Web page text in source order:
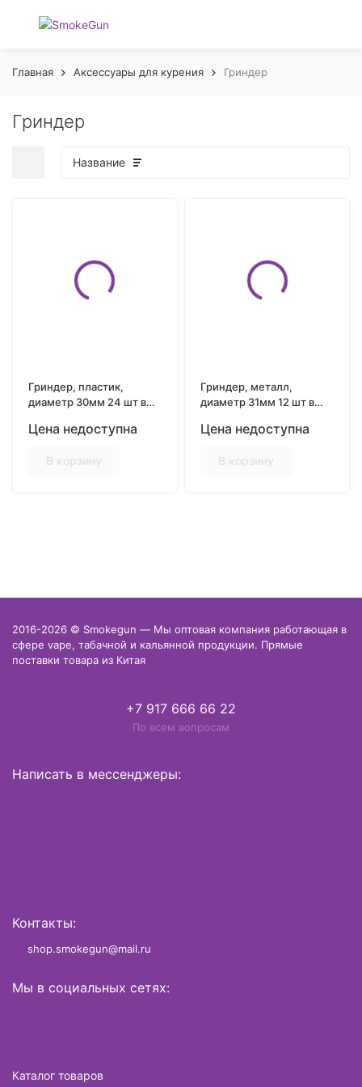
Главная Аксессуары для курения Гриндер
Гриндер
Название
Гриндер, пластик,
диаметр 30мм 24 шт в
Цена недоступна
В корзину
Гриндер, металл,
диаметр 31мм 12 шт в
Цена недоступна
В корзину
2016-2026 © Smokegun — Мы оптовая компания работающая в
сфере vape, табачной и кальянной продукции. Прямые
поставки товара из Китая
+7 917 666 66 22
По всем вопросам
Написать в мессенджеры:
Контакты:
shop.smokegun@mail.ru
Мы в социальных сетях:
Каталог товаров